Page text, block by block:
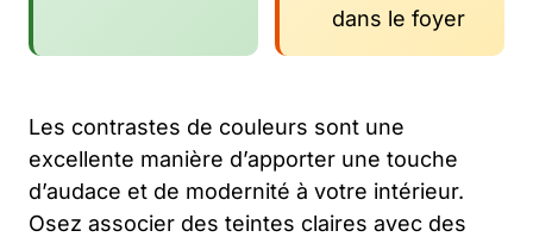
dans le foyer
Les contrastes de couleurs sont une
excellente manière d’apporter une touche
d’audace et de modernité à votre intérieur.
Osez associer des teintes claires avec des